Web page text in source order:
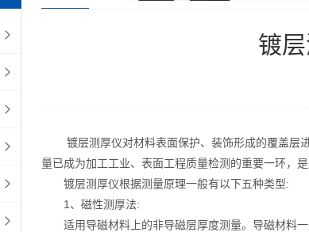
镀
镀层测厚仪对材料表面保护、装饰形成的覆盖层进
量已成为加工工业、表面工程质量检测的重要一环，
镀层测厚仪根据测量原理一般有以下五种类型:
1、磁性测厚法:
适用导磁材料上的非导磁层厚度测量。导磁材料一